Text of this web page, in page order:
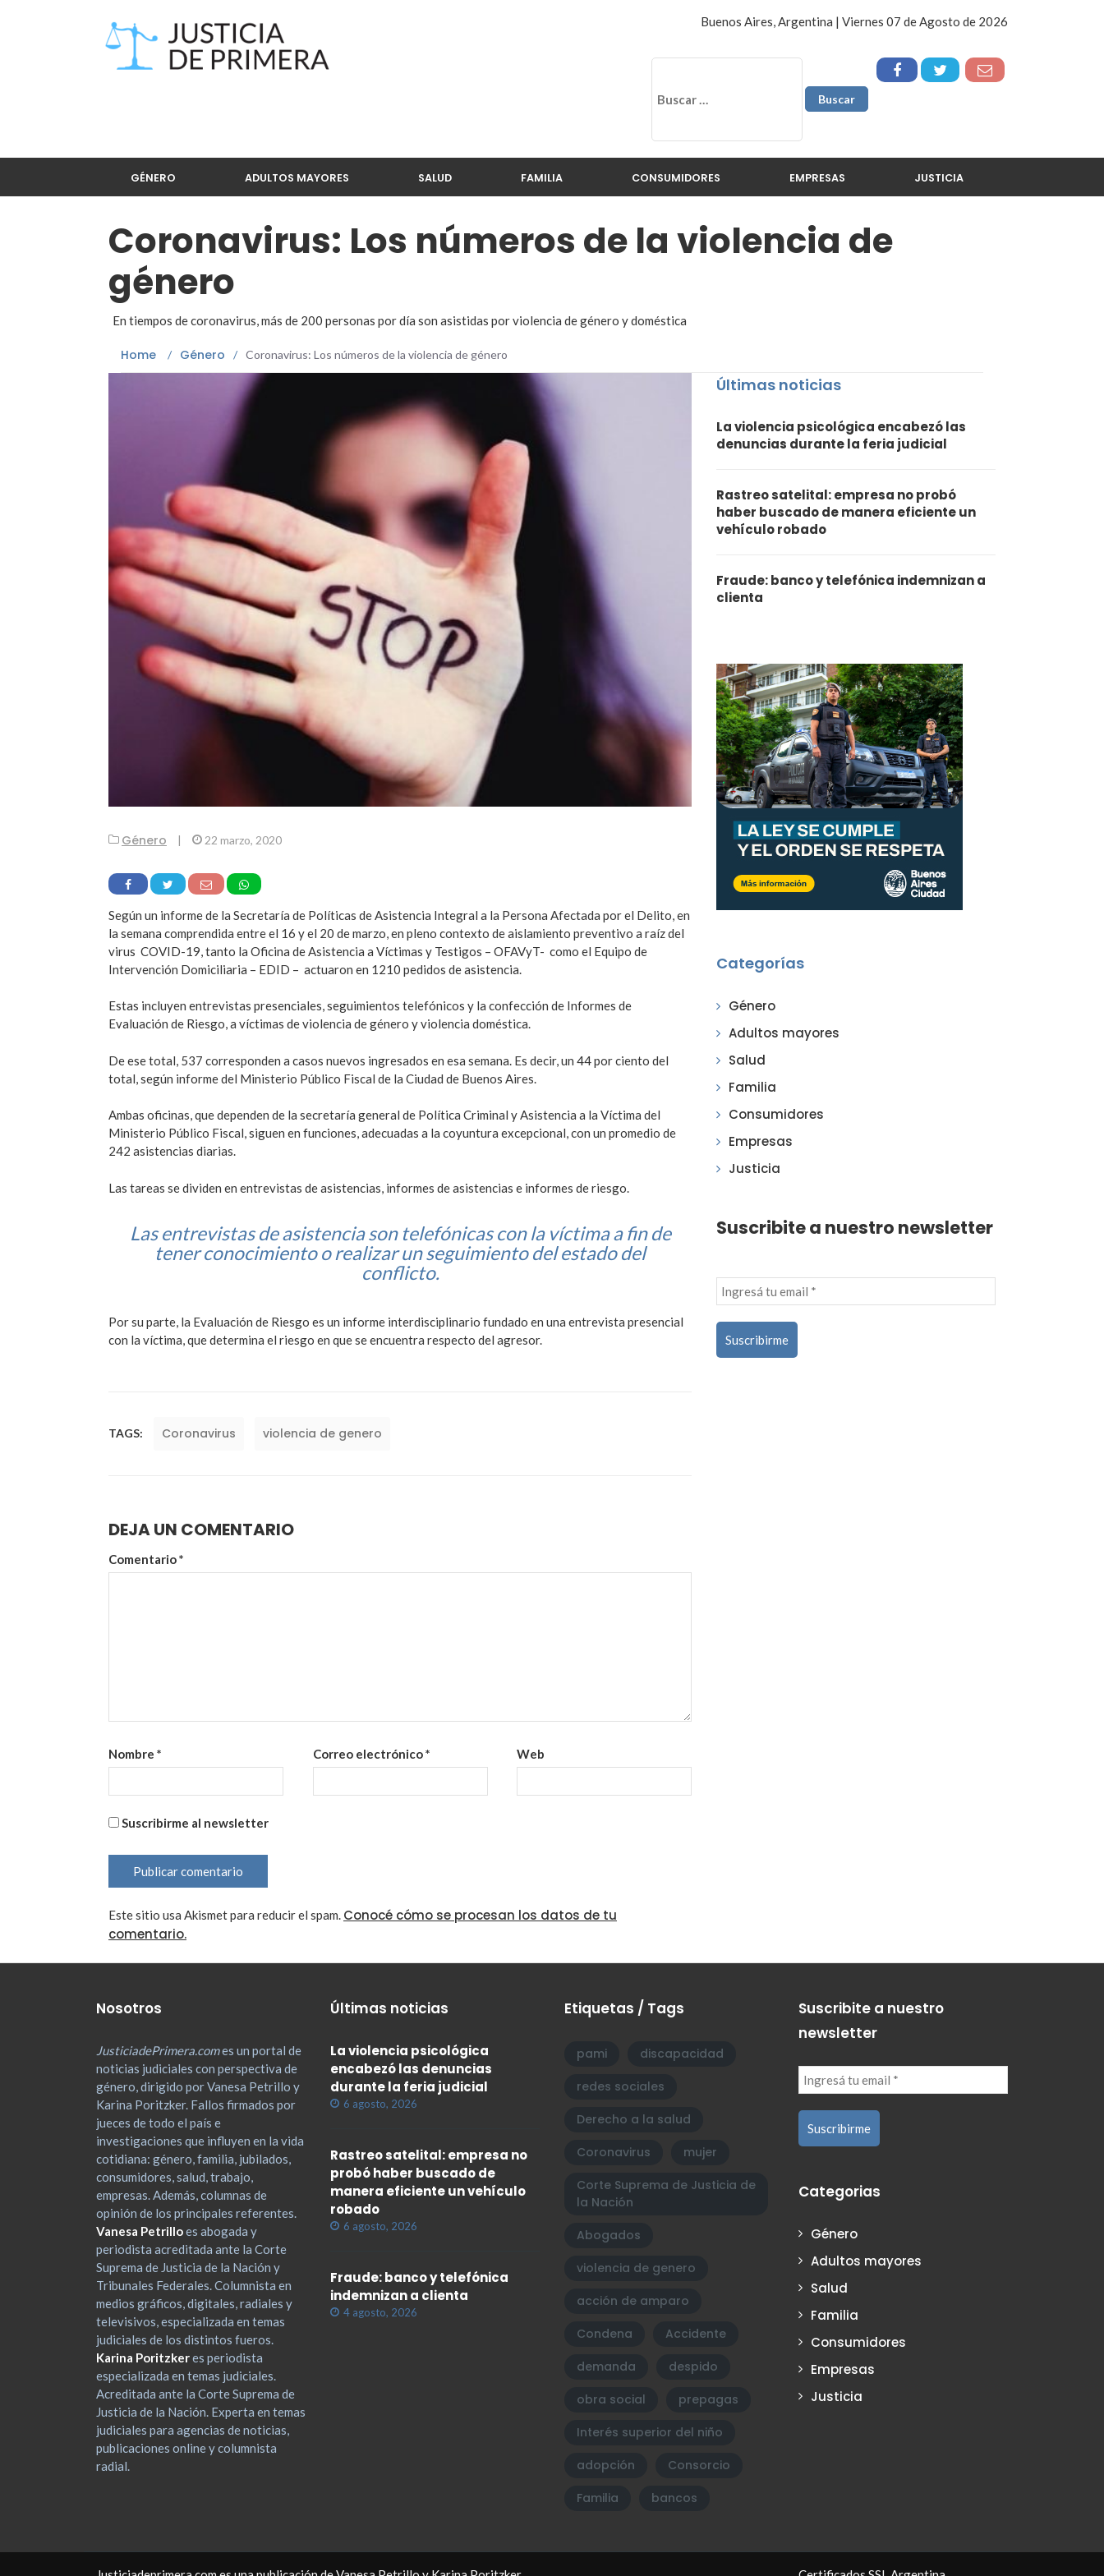
Buenos Aires, Argentina | Viernes 07 de Agosto de 2026
GÉNERO ADULTOS MAYORES SALUD FAMILIA CONSUMIDORES EMPRESAS JUSTICIA
Coronavirus: Los números de la violencia de
género
En tiempos de coronavirus, más de 200 personas por día son asistidas por violencia de género y doméstica
Home / Género / Coronavirus: Los números de la violencia de género
Género | 22 marzo, 2020
Según un informe de la Secretaría de Políticas de Asistencia Integral a la Persona Afectada por el Delito, en
la semana comprendida entre el 16 y el 20 de marzo, en pleno contexto de aislamiento preventivo a raíz del
virus COVID-19, tanto la Oficina de Asistencia a Víctimas y Testigos – OFAVyT- como el Equipo de
Intervención Domiciliaria – EDID – actuaron en 1210 pedidos de asistencia.
Estas incluyen entrevistas presenciales, seguimientos telefónicos y la confección de Informes de
Evaluación de Riesgo, a víctimas de violencia de género y violencia doméstica.
De ese total, 537 corresponden a casos nuevos ingresados en esa semana. Es decir, un 44 por ciento del
total, según informe del Ministerio Público Fiscal de la Ciudad de Buenos Aires.
Ambas oficinas, que dependen de la secretaría general de Política Criminal y Asistencia a la Víctima del
Ministerio Público Fiscal, siguen en funciones, adecuadas a la coyuntura excepcional, con un promedio de
242 asistencias diarias.
Las tareas se dividen en entrevistas de asistencias, informes de asistencias e informes de riesgo.
Las entrevistas de asistencia son telefónicas con la víctima a fin de
tener conocimiento o realizar un seguimiento del estado del
conflicto.
Por su parte, la Evaluación de Riesgo es un informe interdisciplinario fundado en una entrevista presencial
con la víctima, que determina el riesgo en que se encuentra respecto del agresor.
TAGS: Coronavirus violencia de genero
DEJA UN COMENTARIO
Comentario*
Nombre * Correo electrónico* Web
Suscribirme al newsletter
Este sitio usa Akismet para reducir el spam. Conocé cómo se procesan los datos de tu
comentario.
Últimas noticias
La violencia psicológica encabezó las
denuncias durante la feria judicial
Rastreo satelital: empresa no probó
haber buscado de manera eficiente un
vehículo robado
Fraude: banco y telefónica indemnizan a
clienta
Categorías
Género
Adultos mayores
Salud
Familia
Consumidores
Empresas
Justicia
Suscribite a nuestro newsletter
Nosotros
JusticiadePrimera.comes un portal de
noticias judiciales con perspectiva de
género, dirigido por Vanesa Petrillo y
Karina Poritzker. Fallos firmados por
jueces de todo el país e
investigaciones que influyen en la vida
cotidiana: género, familia, jubilados,
consumidores, salud, trabajo,
empresas. Además, columnas de
opinión de los principales referentes.
Vanesa Petrilloes abogada y
periodista acreditada ante la Corte
Suprema de Justicia de la Nación y
Tribunales Federales. Columnista en
medios gráficos, digitales, radiales y
televisivos, especializada en temas
judiciales de los distintos fueros.
Karina Poritzkeres periodista
especializada en temas judiciales.
Acreditada ante la Corte Suprema de
Justicia de la Nación. Experta en temas
judiciales para agencias de noticias,
publicaciones online y columnista
radial.
Últimas noticias
La violencia psicológica
encabezó las denuncias
durante la feria judicial
6 agosto, 2026
Rastreo satelital: empresa no
probó haber buscado de
manera eficiente un vehículo
robado
6 agosto, 2026
Fraude: banco y telefónica
indemnizan a clienta
4 agosto, 2026
Etiquetas / Tags
pami
discapacidad
redes sociales
Derecho a la salud
Coronavirus
mujer
Corte Suprema de Justicia de
la Nación
Abogados
violencia de genero
acción de amparo
Condena
Accidente
demanda
despido
obra social
prepagas
Interés superior del niño
adopción
Consorcio
Familia
bancos
Suscribite a nuestro
newsletter
Categorias
Género
Adultos mayores
Salud
Familia
Consumidores
Empresas
Justicia